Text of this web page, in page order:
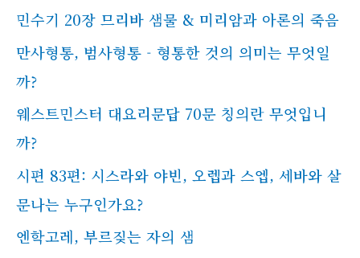
민수기 20장 므리바 샘물 & 미리암과 아론의 죽음
만사형통, 범사형통 - 형통한 것의 의미는 무엇일
까?
웨스트민스터 대요리문답 70문 칭의란 무엇입니
까?
시편 83편: 시스라와 야빈, 오렙과 스엡, 세바와 살
문나는 누구인가요?
엔학고레, 부르짖는 자의 샘